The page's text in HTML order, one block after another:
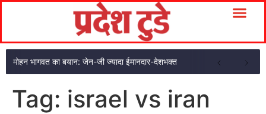
मोहन भागवत का बयान: जेन-जी ज्यादा ईमानदार-देशभक्त
Tag: israel vs iran